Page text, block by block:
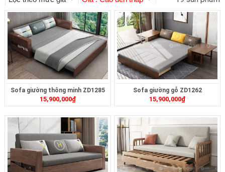
Sofa giường thông minh ZD1285
15,900,000₫
Sofa giường gỗ ZD1262
15,900,000₫